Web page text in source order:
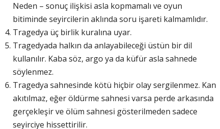
Neden – sonuç ilişkisi asla kopmamalı ve oyun
bitiminde seyircilerin aklında soru işareti kalmamlıdır.
Tragedya üç birlik kuralına uyar.
Tragedyada halkın da anlayabileceği üstün bir dil
kullanılır. Kaba söz, argo ya da küfür asla sahnede
söylenmez.
Tragedya sahnesinde kötü hiçbir olay sergilenmez. Kan
akıtılmaz, eğer öldürme sahnesi varsa perde arkasında
gerçekleşir ve ölüm sahnesi gösterilmeden sadece
seyirciye hissettirilir.